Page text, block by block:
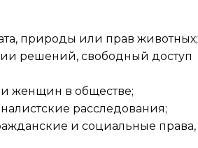
природы или прав животных;
решений, свободный доступ
женщин в обществе;
расследования;
и социальные права,